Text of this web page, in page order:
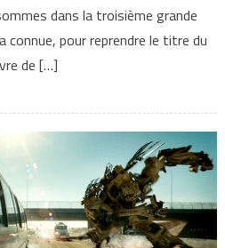
dans la troisième grande
connue, pour reprendre le titre du
de […]